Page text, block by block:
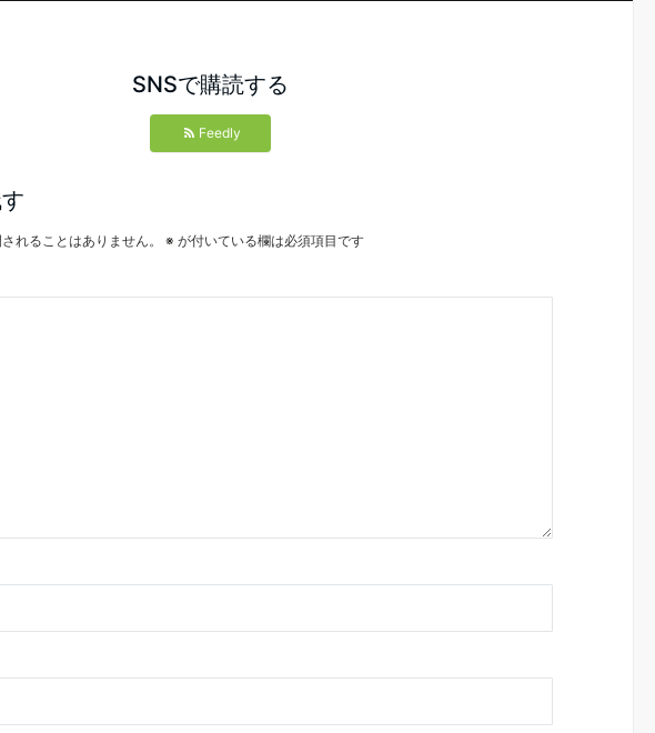
SNSで購読する
Feedly
れることはありません。 ※ が付いている欄は必須項目です